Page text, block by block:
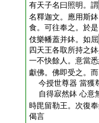
有天子名曰照明。謂
名釋迦文。應用斯
食。可往奉之。於
伎樂幡蓋并鉢。如屈
四天王各取所持之
一不快餘人。意當
獻佛。佛即受之。
今授世尊器 當獲
自得寂然鉢 心意
時毘留勒王。次復
偈言